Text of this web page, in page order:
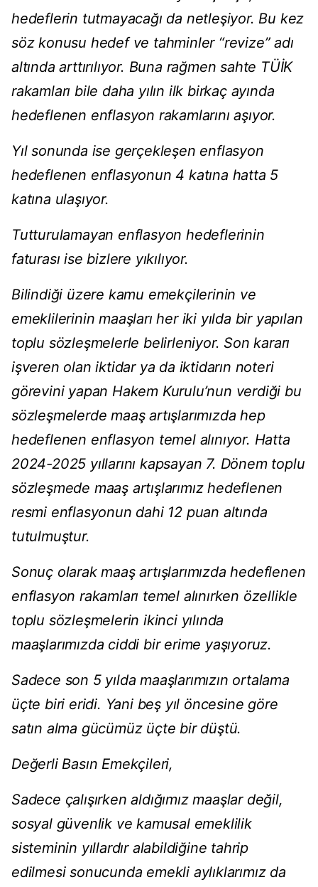
hedeflerin tutmayacağı da netleşiyor. Bu kez
söz konusu hedef ve tahminler “revize” adı
altında arttırılıyor. Buna rağmen sahte TÜİK
rakamları bile daha yılın ilk birkaç ayında
hedeflenen enflasyon rakamlarını aşıyor.
Yıl sonunda ise gerçekleşen enflasyon
hedeflenen enflasyonun 4 katına hatta 5
katına ulaşıyor.
Tutturulamayan enflasyon hedeflerinin
faturası ise bizlere yıkılıyor.
Bilindiği üzere kamu emekçilerinin ve
emeklilerinin maaşları her iki yılda bir yapılan
toplu sözleşmelerle belirleniyor. Son kararı
işveren olan iktidar ya da iktidarın noteri
görevini yapan Hakem Kurulu’nun verdiği bu
sözleşmelerde maaş artışlarımızda hep
hedeflenen enflasyon temel alınıyor. Hatta
2024-2025 yıllarını kapsayan 7. Dönem toplu
sözleşmede maaş artışlarımız hedeflenen
resmi enflasyonun dahi 12 puan altında
tutulmuştur.
Sonuç olarak maaş artışlarımızda hedeflenen
enflasyon rakamları temel alınırken özellikle
toplu sözleşmelerin ikinci yılında
maaşlarımızda ciddi bir erime yaşıyoruz.
Sadece son 5 yılda maaşlarımızın ortalama
üçte biri eridi. Yani beş yıl öncesine göre
satın alma gücümüz üçte bir düştü.
Değerli Basın Emekçileri,
Sadece çalışırken aldığımız maaşlar değil,
sosyal güvenlik ve kamusal emeklilik
sisteminin yıllardır alabildiğine tahrip
edilmesi sonucunda emekli aylıklarımız da